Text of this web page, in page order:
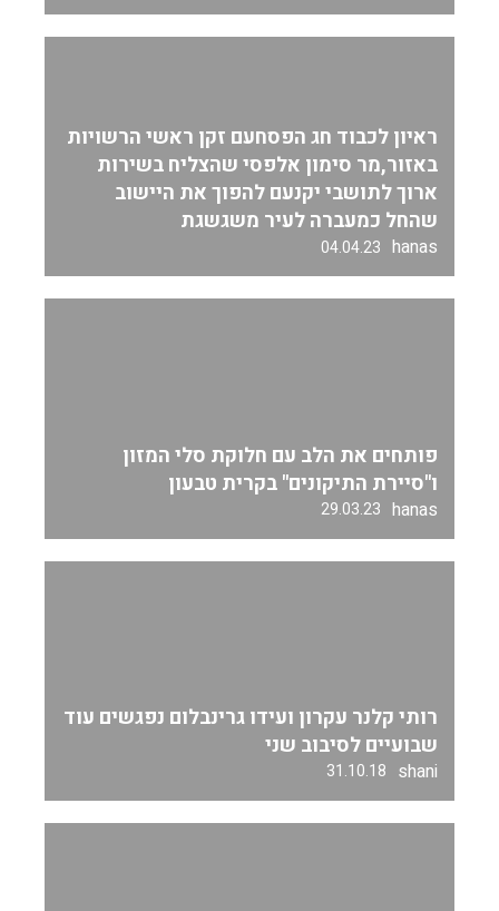
ראיון לכבוד חג הפסחעם זקן ראשי הרשויות
באזור,מר סימון אלפסי שהצליח בשירות
ארוך לתושבי יקנעם להפוך את היישוב
שהחל כמעברה לעיר משגשגת
hanas
04.04.23
פותחים את הלב עם חלוקת סלי המזון
ו"סיירת התיקונים" בקרית טבעון
hanas
29.03.23
רותי קלנר עקרון ועידו גרינבלום נפגשים עוד
שבועיים לסיבוב שני
shani
31.10.18